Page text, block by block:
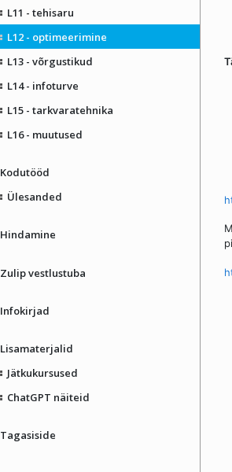
L11 - tehisaru
L12 - optimeerimine
L13 - võrgustikud
L14 - infoturve
L15 - tarkvaratehnika
L16 - muutused
Kodutööd
Ülesanded
Hindamine
Zulip vestlustuba
Infokirjad
Lisamaterjalid
Jätkukursused
ChatGPT näiteid
Tagasiside